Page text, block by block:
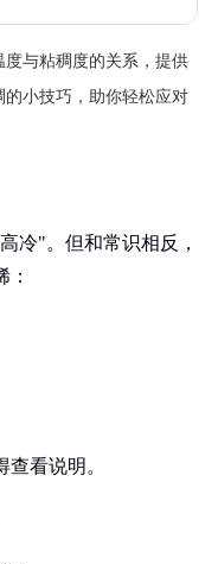
与粘稠度的关系，提供
小技巧，助你轻松应对
冷"。但和常识相反，
看说明。